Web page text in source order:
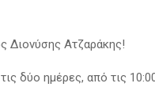
Διονύσης Ατζαράκης!
δύο ημέρες, από τις